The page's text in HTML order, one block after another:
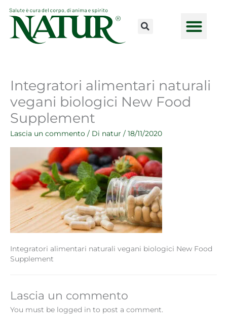
contenuto
Integratori alimentari naturali
vegani biologici New Food
Supplement
Lascia un commento / Di natur / 18/11/2020
Integratori alimentari naturali vegani biologici New Food
Supplement
Lascia un commento
You must be logged in to post a comment.